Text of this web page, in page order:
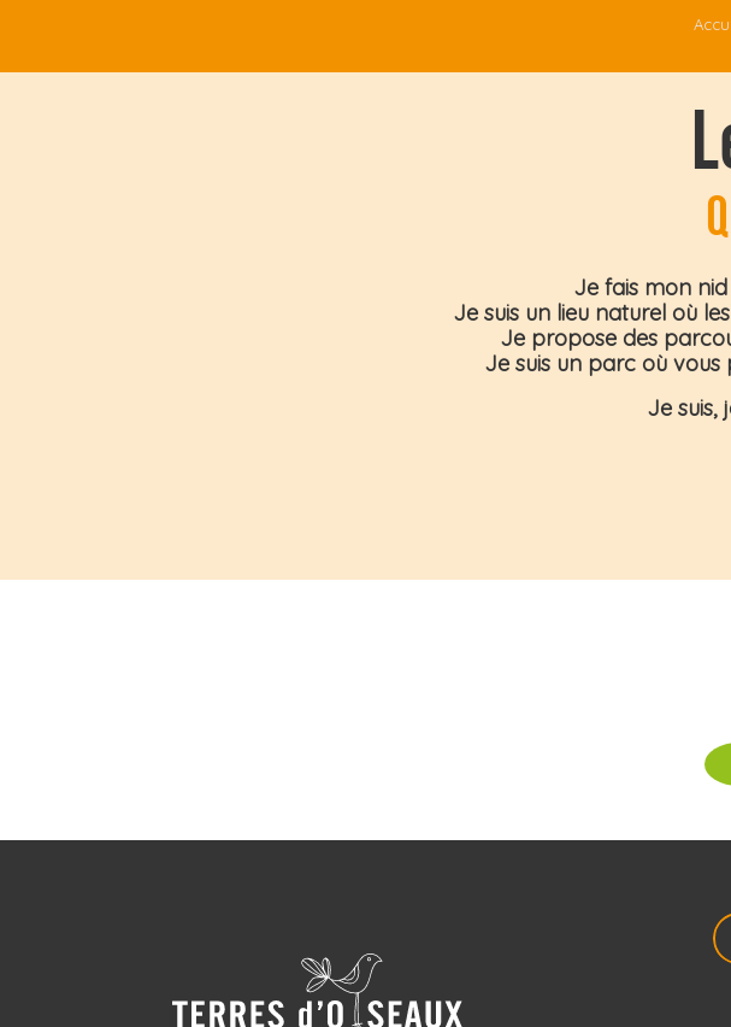
Je fais mon
Je suis un lieu naturel où
Je propose des
Je suis un parc où vous
Je suis,